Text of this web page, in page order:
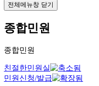
전체메뉴창 닫기
종합민원
종합민원
친절한민원실
민원신청/발급